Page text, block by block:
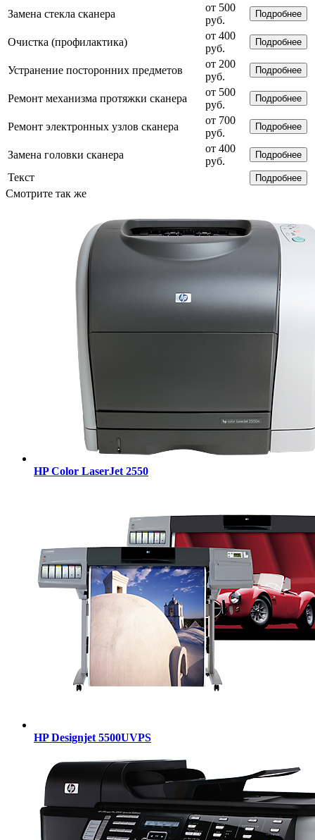
Замена стекла сканера
от 500
руб.
Подробнее
Очистка (профилактика)
от 400
руб.
Подробнее
Устранение посторонних предметов
от 200
руб.
Подробнее
Ремонт механизма протяжки сканера
от 500
руб.
Подробнее
Ремонт электронных узлов сканера
от 700
руб.
Подробнее
Замена головки сканера
от 400
руб.
Подробнее
Текст Подробнее
Смотрите так же
HP Color LaserJet 2550
HP Designjet 5500UVPS